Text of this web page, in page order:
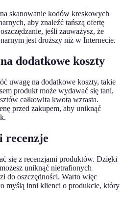
skanowanie kodów kreskowych
aby znaleźć tańszą ofertę
jeśli zauważysz, że
jest droższy niż w Internecie.
dodatkowe koszty
uwagę na dodatkowe koszty, takie
produkt może wydawać się tani,
całkowita kwota wzrasta.
przed zakupem, aby uniknąć
recenzje
się z recenzjami produktów. Dzięki
uniknąć nietrafionych
do oszczędności. Warto więc
myślą inni klienci o produkcie, który